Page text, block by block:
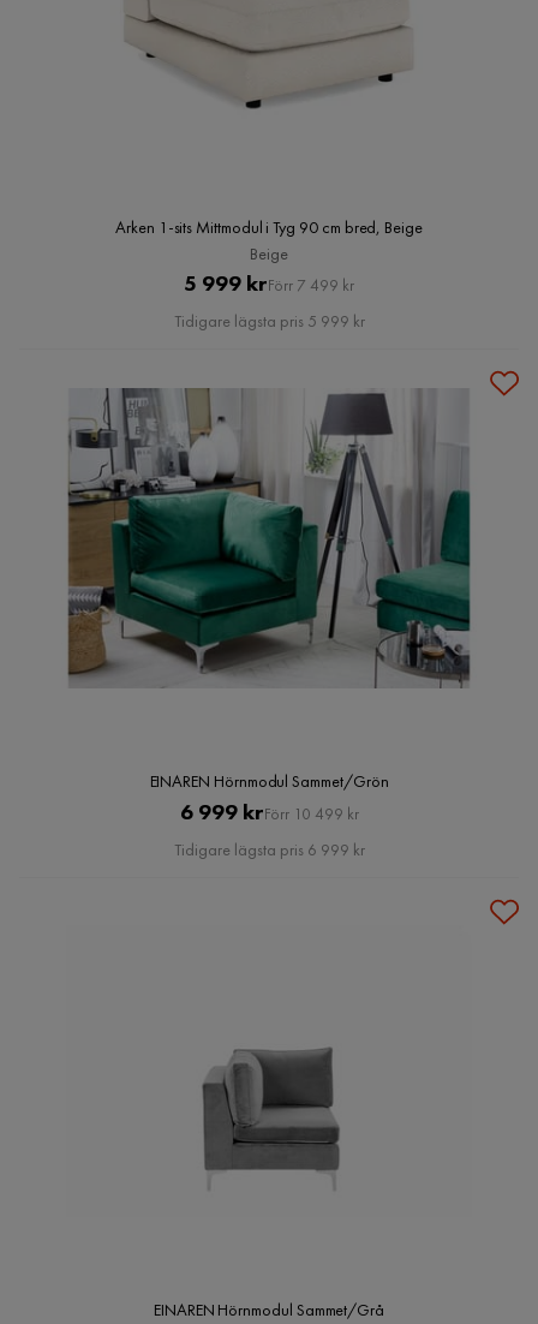
Arken 1-sits Mittmodul i Tyg 90 cm bred, Beige
Beige
Pris
5 999 krOriginal
Pris
Förr 7 499 kr
Tidigare lägsta pris 5 999 kr
EINAREN Hörnmodul Sammet/Grön
Pris
6 999 krOriginal
Pris
Förr 10 499 kr
Tidigare lägsta pris 6 999 kr
EINAREN Hörnmodul Sammet/Grå